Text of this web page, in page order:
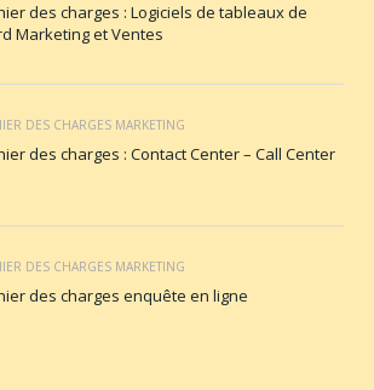
des charges : Logiciels de tableaux de
Marketing et Ventes
DES CHARGES MARKETING
des charges : Contact Center – Call Center
DES CHARGES MARKETING
des charges enquête en ligne